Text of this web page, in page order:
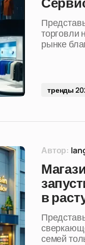
торговли
рынке
тренды
Автор:
в
семей